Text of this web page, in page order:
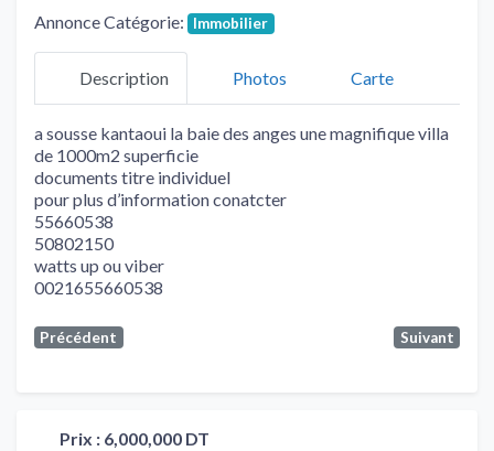
Annonce Catégorie: Immobilier
Description Photos Carte
a sousse kantaoui la baie des anges une magnifique villa
de 1000m2 superficie
documents titre individuel
pour plus d’information conatcter
55660538
50802150
watts up ou viber
0021655660538
Précédent Suivant
Prix : 6,000,000 DT